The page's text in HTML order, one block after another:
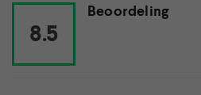
8.5
Beoordeling